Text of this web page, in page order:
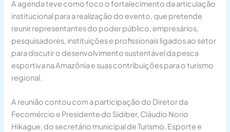
A agenda teve como foco o fortalecimento da articulação
institucional para a realização do evento, que pretende
reunir representantes do poder público, empresários,
pesquisadores, instituições e profissionais ligados ao setor
para discutir o desenvolvimento sustentável da pesca
esportiva na Amazônia e suas contribuições para o turismo
regional.
A reunião contou com a participação do Diretor da
Fecomércio e Presidente do Sidiber, Cláudio Norio
Hikague, do secretário municipal de Turismo, Esporte e